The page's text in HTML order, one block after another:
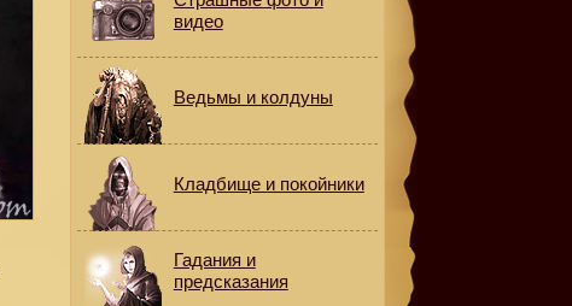
видео
Ведьмы и колдуны
Кладбище и покойники
Гадания и
предсказания